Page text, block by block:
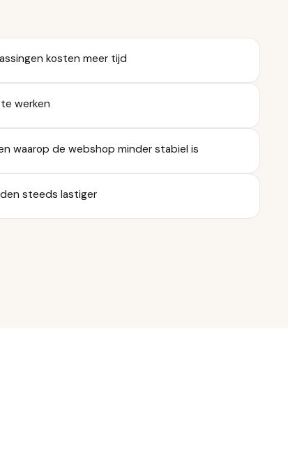
kosten meer tijd
werken
waarop de webshop minder stabiel is
steeds lastiger